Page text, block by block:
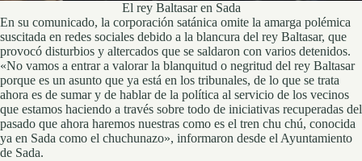
El rey Baltasar en Sada
En su comunicado, la corporación satánica omite la amarga polémica
suscitada en redes sociales debido a la blancura del rey Baltasar, que
provocó disturbios y altercados que se saldaron con varios detenidos.
«No vamos a entrar a valorar la blanquitud o negritud del rey Baltasar
porque es un asunto que ya está en los tribunales, de lo que se trata
ahora es de sumar y de hablar de la política al servicio de los vecinos
que estamos haciendo a través sobre todo de iniciativas recuperadas del
pasado que ahora haremos nuestras como es el tren chu chú, conocida
ya en Sada como el chuchunazo», informaron desde el Ayuntamiento
de Sada.